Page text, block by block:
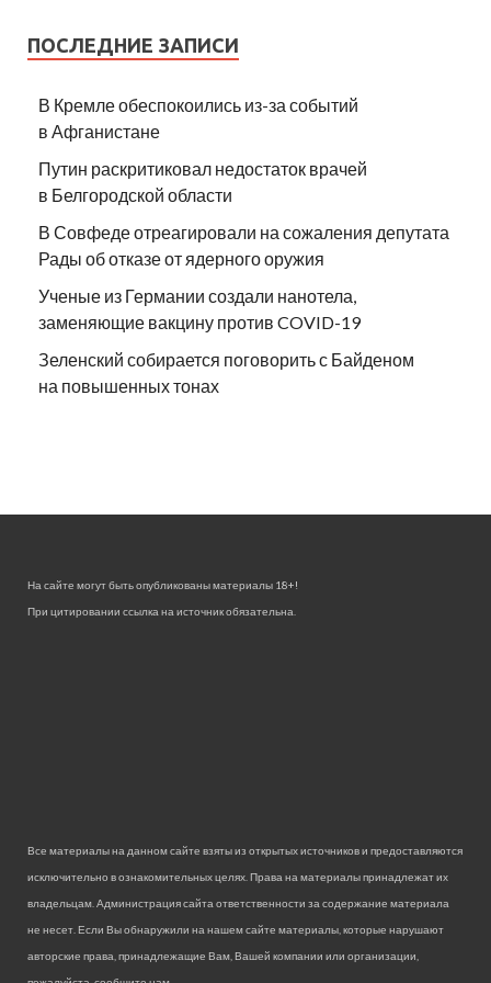
ПОСЛЕДНИЕ ЗАПИСИ
В Кремле обеспокоились из-за событий
в Афганистане
Путин раскритиковал недостаток врачей
в Белгородской области
В Совфеде отреагировали на сожаления депутата
Рады об отказе от ядерного оружия
Ученые из Германии создали нанотела,
заменяющие вакцину против COVID-19
Зеленский собирается поговорить с Байденом
на повышенных тонах
На сайте могут быть опубликованы материалы 18+!
При цитировании ссылка на источник обязательна.
Все материалы на данном сайте взяты из открытых источников и предоставляются
исключительно в ознакомительных целях. Права на материалы принадлежат их
владельцам. Администрация сайта ответственности за содержание материала
не несет. Если Вы обнаружили на нашем сайте материалы, которые нарушают
авторские права, принадлежащие Вам, Вашей компании или организации,